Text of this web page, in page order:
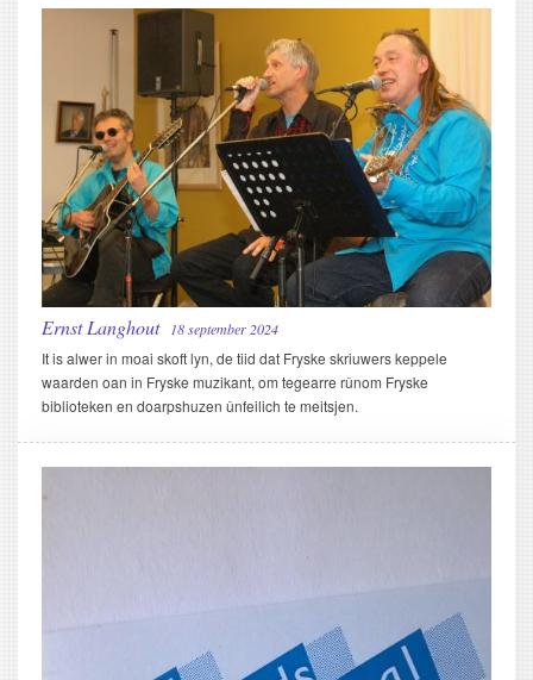
Ernst Langhout 18 september 2024
It is alwer in moai skoft lyn, de tiid dat Fryske skriuwers keppele
waarden oan in Fryske muzikant, om tegearre rûnom Fryske
biblioteken en doarpshuzen ûnfeilich te meitsjen.